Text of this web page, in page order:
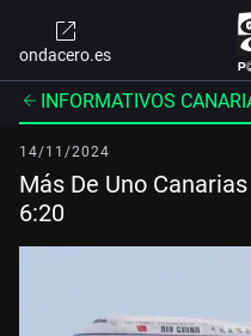
ondacero.es
INFORMATIVOS
14/11/2024
Más De Uno
6:20